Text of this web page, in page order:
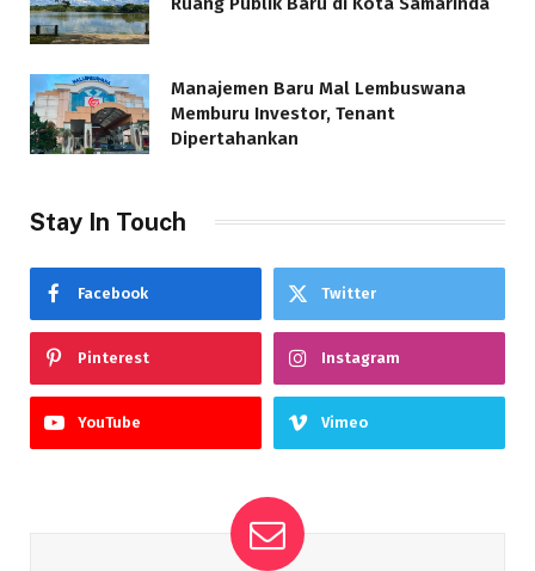
Manajemen Baru Mal Lembuswana
Memburu Investor, Tenant
Dipertahankan
Stay In Touch
Facebook Twitter
Pinterest Instagram
YouTube Vimeo